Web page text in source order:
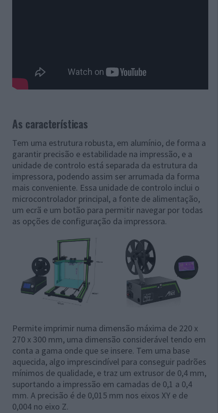
As características
Tem uma estrutura robusta, em alumínio, de forma a
garantir precisão e estabilidade na impressão, e a
unidade de controlo está separada da estrutura da
impressora, podendo assim ser arrumada da forma
mais conveniente. Essa unidade de controlo inclui o
microcontrolador principal, a fonte de alimentação,
um ecrã e um botão para permitir navegar por todas
as opções de configuração da impressora.
Permite imprimir numa dimensão máxima de 220 x
270 x 300 mm, uma dimensão considerável tendo em
conta a gama onde que se insere. Tem uma base
aquecida, algo imprescindível para conseguir padrões
mínimos de qualidade, e traz um extrusor de 0,4 mm,
suportando a impressão em camadas de 0,1 a 0,4
mm. A precisão é de 0,015 mm nos eixos XY e de
0,004 no eixo Z.